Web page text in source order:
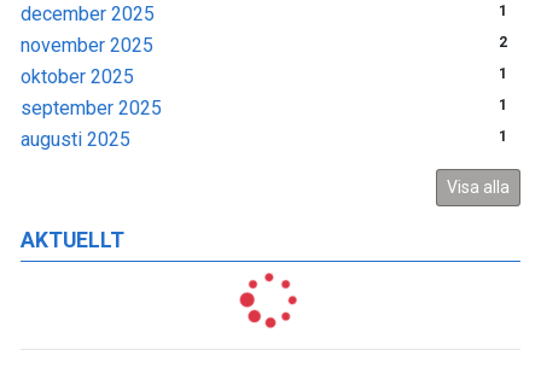
december 2025 1
november 2025 2
oktober 2025 1
september 2025 1
augusti 2025 1
Visa alla
AKTUELLT